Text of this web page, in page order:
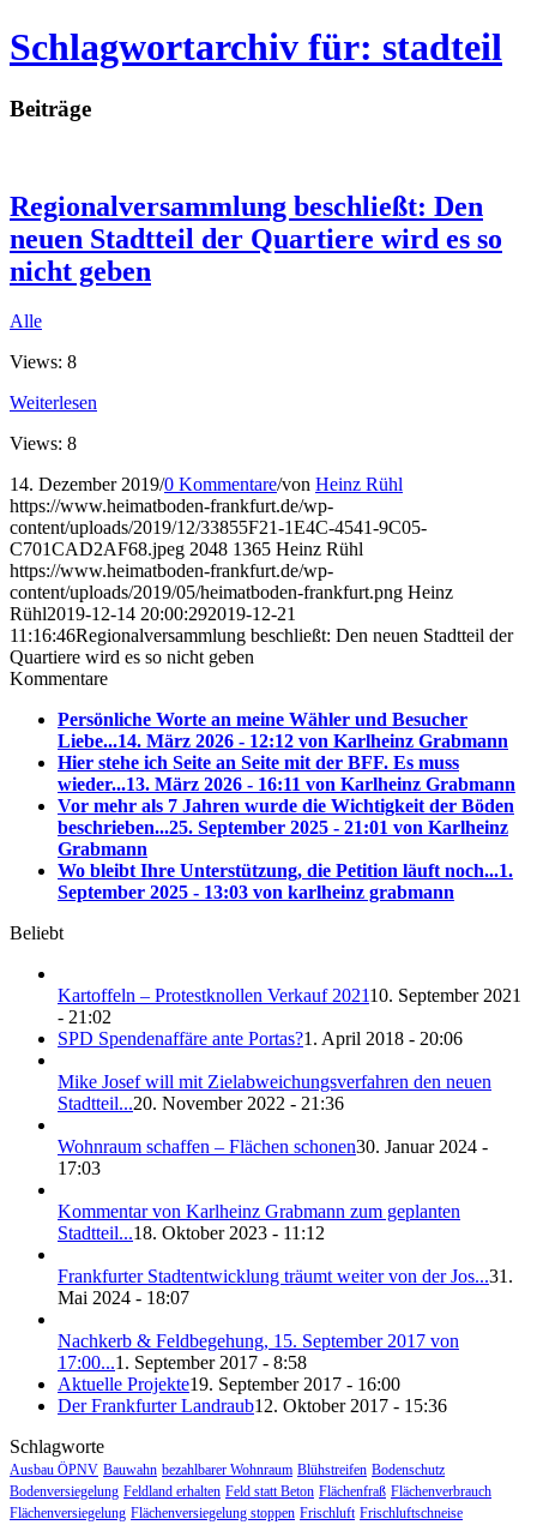
Schlagwortarchiv für: stadteil
Beiträge
Regionalversammlung beschließt: Den
neuen Stadtteil der Quartiere wird es so
nicht geben
Alle
Views: 8
Weiterlesen
Views: 8
14. Dezember 2019/0 Kommentare/von Heinz Rühl
https://www.heimatboden-frankfurt.de/wp-
content/uploads/2019/12/33855F21-1E4C-4541-9C05-
C701CAD2AF68.jpeg 2048 1365 Heinz Rühl
https://www.heimatboden-frankfurt.de/wp-
content/uploads/2019/05/heimatboden-frankfurt.png Heinz
Rühl2019-12-14 20:00:292019-12-21
11:16:46Regionalversammlung beschließt: Den neuen Stadtteil der
Quartiere wird es so nicht geben
Kommentare
Persönliche Worte an meine Wähler und Besucher
Liebe...14. März 2026 - 12:12 von Karlheinz Grabmann
Hier stehe ich Seite an Seite mit der BFF. Es muss
wieder...13. März 2026 - 16:11 von Karlheinz Grabmann
Vor mehr als 7 Jahren wurde die Wichtigkeit der Böden
beschrieben...25. September 2025 - 21:01 von Karlheinz
Grabmann
Wo bleibt Ihre Unterstützung, die Petition läuft noch...1.
September 2025 - 13:03 von karlheinz grabmann
Beliebt
Kartoffeln – Protestknollen Verkauf 202110. September 2021
- 21:02
SPD Spendenaffäre ante Portas?1. April 2018 - 20:06
Mike Josef will mit Zielabweichungsverfahren den neuen
Stadtteil...20. November 2022 - 21:36
Wohnraum schaffen – Flächen schonen30. Januar 2024 -
17:03
Kommentar von Karlheinz Grabmann zum geplanten
Stadtteil...18. Oktober 2023 - 11:12
Frankfurter Stadtentwicklung träumt weiter von der Jos...31.
Mai 2024 - 18:07
Nachkerb & Feldbegehung, 15. September 2017 von
17:00...1. September 2017 - 8:58
Aktuelle Projekte19. September 2017 - 16:00
Der Frankfurter Landraub12. Oktober 2017 - 15:36
Schlagworte
Ausbau ÖPNV Bauwahn bezahlbarer Wohnraum Blühstreifen Bodenschutz
Bodenversiegelung Feldland erhalten Feld statt Beton Flächenfraß Flächenverbrauch
Flächenversiegelung Flächenversiegelung stoppen Frischluft Frischluftschneise